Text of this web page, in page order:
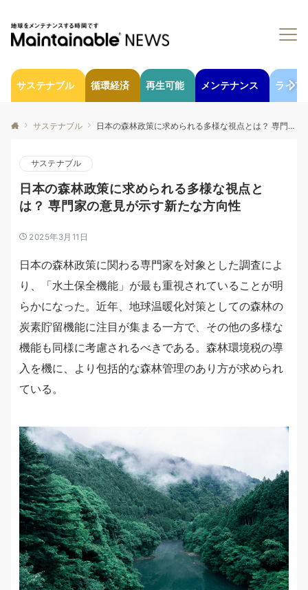
サステナブル 循環経済 再生可能 メンテナンス ライフ
サステナブル 日本の森林政策に求められる多様な視点とは？ 専門家の意見が示す新たな方向性
サステナブル
日本の森林政策に求められる多様な視点と
は？ 専門家の意見が示す新たな方向性
2025年3月11日
日本の森林政策に関わる専門家を対象とした調査によ
り、「水土保全機能」が最も重視されていることが明
らかになった。近年、地球温暖化対策としての森林の
炭素貯留機能に注目が集まる一方で、その他の多様な
機能も同様に考慮されるべきである。森林環境税の導
入を機に、より包括的な森林管理のあり方が求められ
ている。